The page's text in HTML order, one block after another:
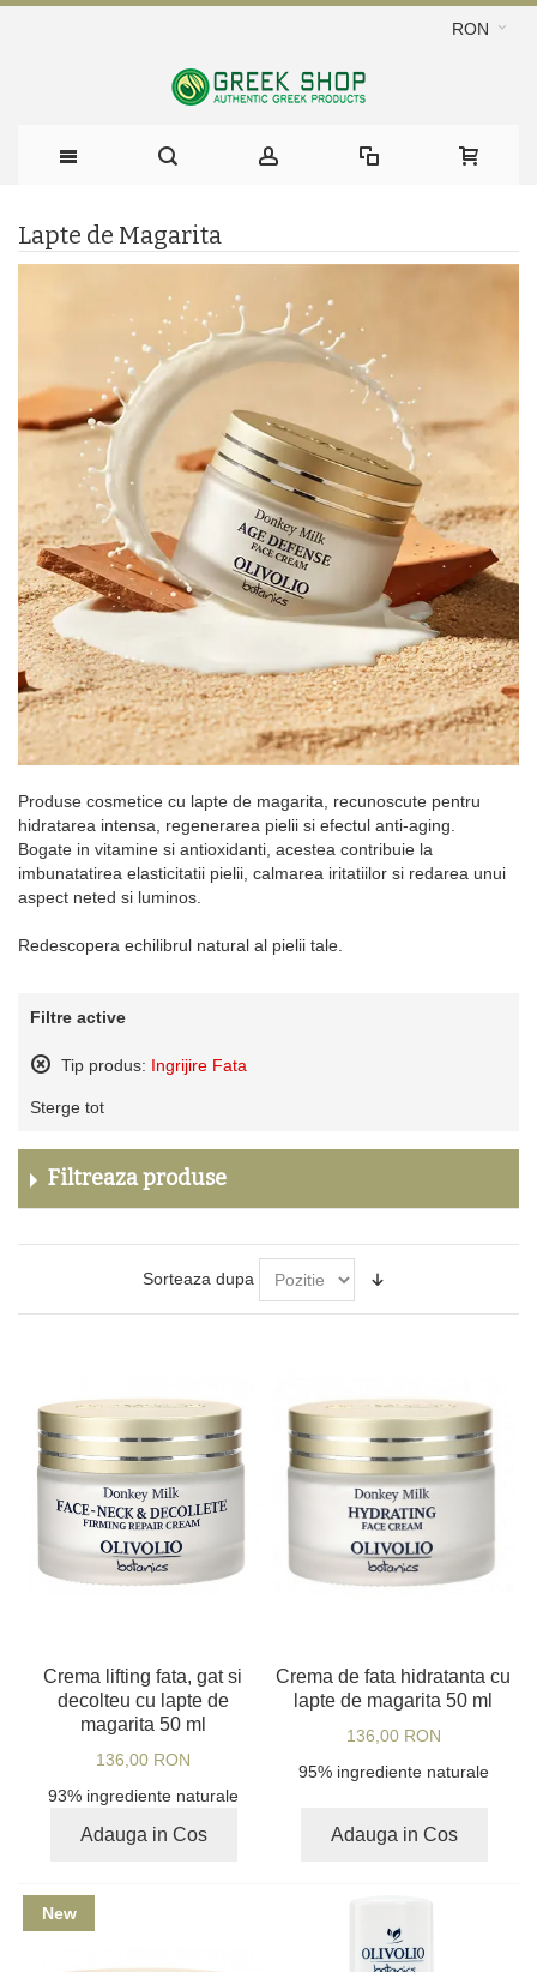
RON
Lapte de Magarita
Produse cosmetice cu lapte de magarita, recunoscute pentru
hidratarea intensa, regenerarea pielii si efectul anti-aging.
Bogate in vitamine si antioxidanti, acestea contribuie la
imbunatatirea elasticitatii pielii, calmarea iritatiilor si redarea unui
aspect neted si luminos.
Redescopera echilibrul natural al pielii tale.
Filtre active
Tip produs: Ingrijire Fata
acest
Sterge tot
Filtreaza produse
Sorteaza dupa
Crema lifting fata, gat si
decolteu cu lapte de
magarita 50 ml
136,00 RON
93% ingrediente naturale
Adauga in Cos
Crema de fata hidratanta cu
lapte de magarita 50 ml
136,00 RON
95% ingrediente naturale
Adauga in Cos
New